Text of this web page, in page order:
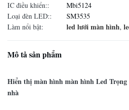
IC điều khiển::
Mbi5124
Loại đèn LED::
SM3535
Làm nổi bật:
led lưới màn hình,
Mô tả sản phẩm
Hiển thị màn hình màn hình Led
nhà